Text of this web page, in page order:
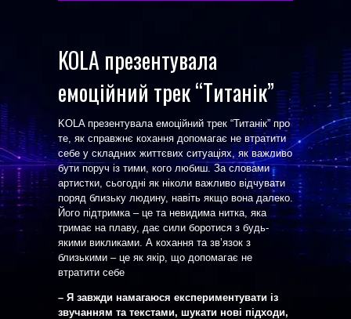
KOLA презентувала
емоційний трек “Титанік”
KOLA презентувала емоційний трек “Титанік” про
те, як справжнє кохання допомагає не втратити
себе у складних життєвих ситуаціях, як важливо
бути поруч із тими, кого любиш. За словами
артистки, сьогодні як ніколи важливо відчувати
поряд близьку людину, навіть якщо вона далеко.
Його підтримка – це та невидима нитка, яка
тримає на плаву, дає сили боротися з будь-
якими викликами. А кохання та зв’язок з
близькими – це як якір, що допомагає не
втратити себе
– Я завжди намагаюся експериментувати із
звучанням та текстами, шукати нові підходи,